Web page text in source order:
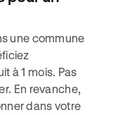
une commune
à 1 mois. Pas
En revanche,
dans votre